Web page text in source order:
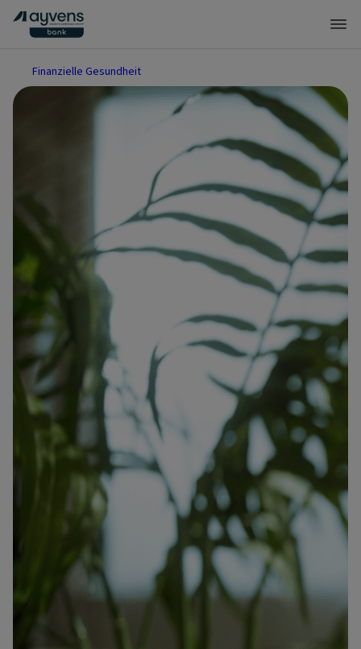
Finanzielle Gesundheit